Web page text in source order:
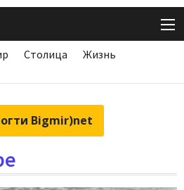
Столица
Жизнь
Bigmir)net